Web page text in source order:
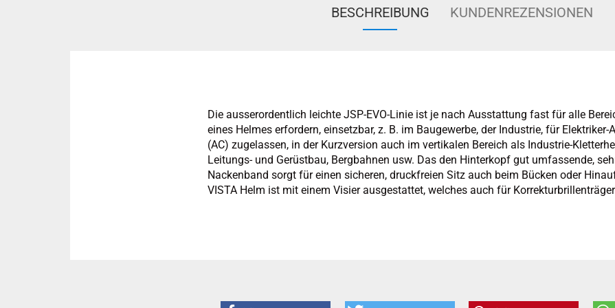
BESCHREIBUNG KUNDENREZENSIONEN
Die ausserordentlich leichte JSP-EVO-Linie ist je nach Ausstattung fast für alle
eines Helmes erfordern, einsetzbar, z. B. im Baugewerbe, der Industrie, für Elektriker-
(AC) zugelassen, in der Kurzversion auch im vertikalen Bereich als Industrie-
Leitungs- und Gerüstbau, Bergbahnen usw. Das den Hinterkopf gut umfassende,
Nackenband sorgt für einen sicheren, druckfreien Sitz auch beim Bücken oder
VISTA Helm ist mit einem Visier ausgestattet, welches auch für